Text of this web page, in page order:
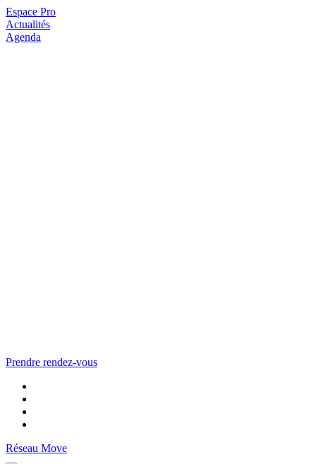
Espace Pro
Actualités
Agenda
Prendre rendez-vous
Réseau Move